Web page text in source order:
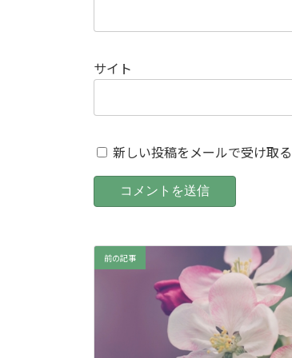
サイト
新しい投稿をメールで受け取る
前の記事